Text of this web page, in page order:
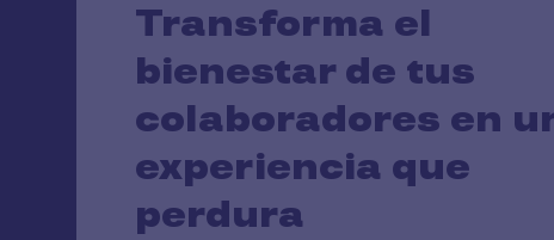
Transforma el
bienestar de tus
colaboradores en
experiencia que
perdura